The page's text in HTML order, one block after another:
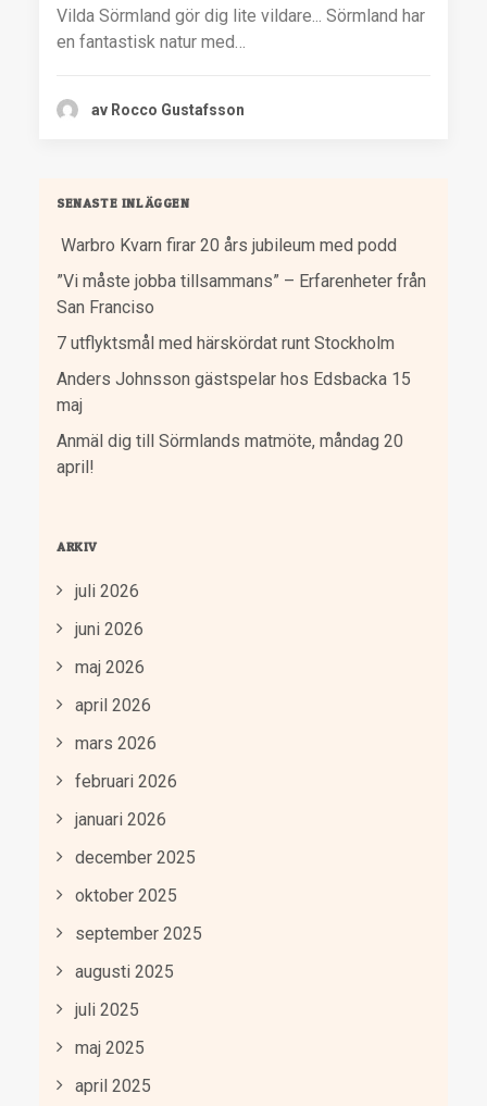
Vilda Sörmland gör dig lite vildare... Sörmland har
en fantastisk natur med…
av Rocco Gustafsson
SENASTE INLÄGGEN
Warbro Kvarn firar 20 års jubileum med podd
”Vi måste jobba tillsammans” – Erfarenheter från
San Franciso
7 utflyktsmål med härskördat runt Stockholm
Anders Johnsson gästspelar hos Edsbacka 15
maj
Anmäl dig till Sörmlands matmöte, måndag 20
april!
ARKIV
juli 2026
juni 2026
maj 2026
april 2026
mars 2026
februari 2026
januari 2026
december 2025
oktober 2025
september 2025
augusti 2025
juli 2025
maj 2025
april 2025